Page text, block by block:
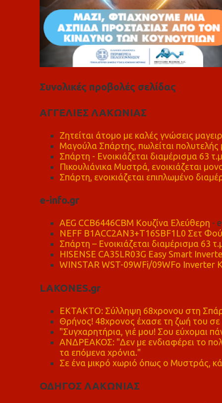
Συνολικές προβολές σελίδας
ΑΓΓΕΛΙΕΣ ΛΑΚΩΝΙΑΣ
Ζητείται άτομο με καλές γνώσεις
Μαγούλα Σπάρτης, πωλείται πολυτελής
Σπάρτη - Ενοικιάζεται διαμέρισμα 63 τ.μ
Πικουλιάνικα Μυστρά, ενοικιάζεται
Σπάρτη, ενοικιάζεται επιπλωμένο
e-info.gr
AEG CCB6446CBM Κουζίνα Ελεύθερη -
NEFF B1ACC2AN3+T16SBF1L0 Σετ
Σπάρτη – Ενοικιάζεται διαμέρισμα 63
HISENSE CA35LR03G Easy Smart
WINSTAR WST-09WFi/09WFo Inverter
LAKONES.gr
ΕΚΤΑΚΤΟ: Σύλληψη 68χρονου στη
Θρήνος! 48χρονος έχασε τη ζωή του
"Συγχαρητήρια, γιέ μου! Σου εύχομαι
ΑΝΔΡΕΑΚΟΣ: "Δεν με ενδιαφέρει το
τα επόμενα χρόνια."
Σε ένα μικρό χωριό όπως ο Μυστράς,
ΟΔΗΓΟΣ ΛΑΚΩΝΙΑΣ